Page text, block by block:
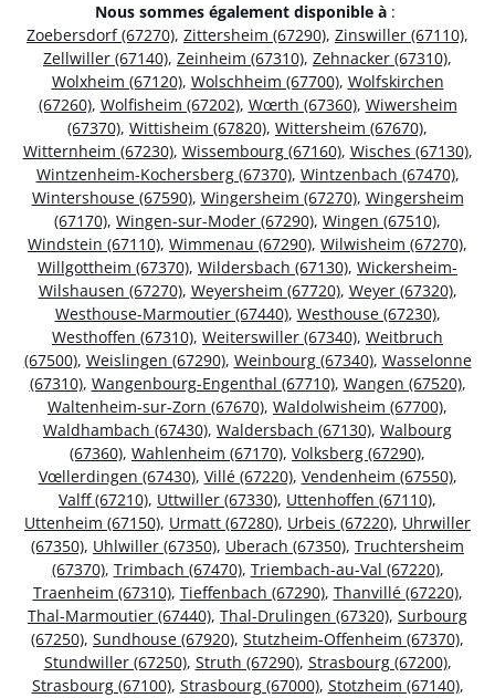
Nous sommes également disponible à :
Zoebersdorf (67270), Zittersheim (67290), Zinswiller (67110),
Zellwiller (67140), Zeinheim (67310), Zehnacker (67310),
Wolxheim (67120), Wolschheim (67700), Wolfskirchen
(67260), Wolfisheim (67202), Wœrth (67360), Wiwersheim
(67370), Wittisheim (67820), Wittersheim (67670),
Witternheim (67230), Wissembourg (67160), Wisches (67130),
Wintzenheim-Kochersberg (67370), Wintzenbach (67470),
Wintershouse (67590), Wingersheim (67270), Wingersheim
(67170), Wingen-sur-Moder (67290), Wingen (67510),
Windstein (67110), Wimmenau (67290), Wilwisheim (67270),
Willgottheim (67370), Wildersbach (67130), Wickersheim-
Wilshausen (67270), Weyersheim (67720), Weyer (67320),
Westhouse-Marmoutier (67440), Westhouse (67230),
Westhoffen (67310), Weiterswiller (67340), Weitbruch
(67500), Weislingen (67290), Weinbourg (67340), Wasselonne
(67310), Wangenbourg-Engenthal (67710), Wangen (67520),
Waltenheim-sur-Zorn (67670), Waldolwisheim (67700),
Waldhambach (67430), Waldersbach (67130), Walbourg
(67360), Wahlenheim (67170), Volksberg (67290),
Vœllerdingen (67430), Villé (67220), Vendenheim (67550),
Valff (67210), Uttwiller (67330), Uttenhoffen (67110),
Uttenheim (67150), Urmatt (67280), Urbeis (67220), Uhrwiller
(67350), Uhlwiller (67350), Uberach (67350), Truchtersheim
(67370), Trimbach (67470), Triembach-au-Val (67220),
Traenheim (67310), Tieffenbach (67290), Thanvillé (67220),
Thal-Marmoutier (67440), Thal-Drulingen (67320), Surbourg
(67250), Sundhouse (67920), Stutzheim-Offenheim (67370),
Stundwiller (67250), Struth (67290), Strasbourg (67200),
Strasbourg (67100), Strasbourg (67000), Stotzheim (67140),